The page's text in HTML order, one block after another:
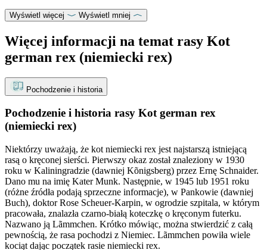
Wyświetl więcej Wyświetl mniej
Więcej informacji na temat rasy Kot
german rex (niemiecki rex)
Pochodzenie i historia
Pochodzenie i historia rasy Kot german rex
(niemiecki rex)
Niektórzy uważają, że kot niemiecki rex jest najstarszą istniejącą
rasą o kręconej sierści. Pierwszy okaz został znaleziony w 1930
roku w Kaliningradzie (dawniej Kõnigsberg) przez Ernę Schnaider.
Dano mu na imię Kater Munk. Następnie, w 1945 lub 1951 roku
(różne źródła podają sprzeczne informacje), w Pankowie (dawniej
Buch), doktor Rose Scheuer-Karpin, w ogrodzie szpitala, w którym
pracowała, znalazła czarno-białą koteczkę o kręconym futerku.
Nazwano ją Lãmmchen. Krótko mówiąc, można stwierdzić z całą
pewnością, że rasa pochodzi z Niemiec. Lãmmchen powiła wiele
kociąt dając początek rasie niemiecki rex.